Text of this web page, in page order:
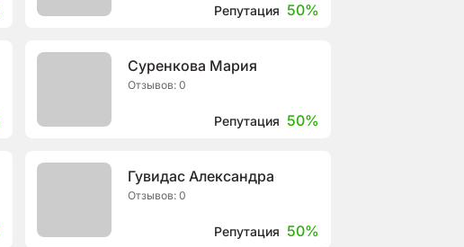
Репутация 50%
Суренкова Мария
Отзывов: 0
Репутация 50%
Гувидас Александра
Отзывов: 0
Репутация 50%